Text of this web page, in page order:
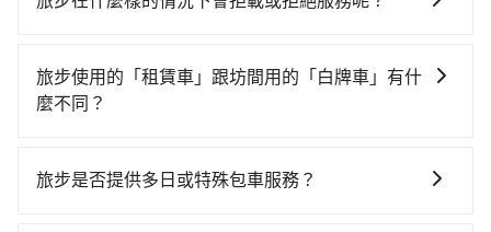
Yaris、Prius C、Vios這類乘坐體驗較差的車款，如果人
數超過四位，更是沒有較大的七人座或九人座可供選
修理，每一次租車都好像在開樂透一樣。另外，偶爾也
約有29%會採現場議價，建議最好先上網預約，以免當
場被坑受騙。雖然墾丁到癮室 inns hotel的跳表小黃可
可省$1,300。
會員或者使用特定的信用卡，還可以累積點數做現金回
饋或未來換取免費的住房。台灣人常用的線上訂房平台
完後預定就完成，事先不用電話確認空房，事後也不用
原因，司機有權拒絕服務： 1) 當日搭車人數或行李超過
訂購時填寫的數量。請務必確實填寫當日實際攜帶的行
童的安全，依道路交通安全規則規定，四歲以下的孩童
旅步使用的「租賃車」跟坊間用的「白牌車」有什
麼不同？
字的「R」開頭，受車隊嚴格管理及審核後才可入隊，成
旅步是否提供多日或特殊包車服務？